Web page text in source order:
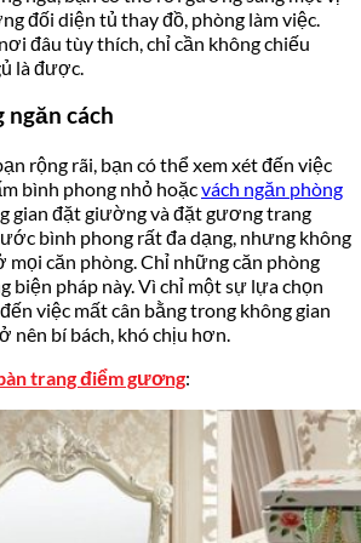
đối diện tủ thay đồ, phòng làm việc.
đâu tùy thích, chỉ cần không chiếu
là được.
ngăn cách
rộng rãi, bạn có thể xem xét đến việc
bình phong nhỏ hoặcvách ngăn phòng
gian đặt giường và đặt gương trang
bình phong rất đa dạng, nhưng không
mọi căn phòng. Chỉ những căn phòng
biện pháp này. Vì chỉ một sự lựa chọn
việc mất cân bằng trong không gian
nên bí bách, khó chịu hơn.
trang điểm gương: